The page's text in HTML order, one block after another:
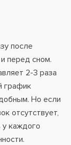
после
перед сном.
2-3 раза
график
Но если
отсутствует,
у каждого